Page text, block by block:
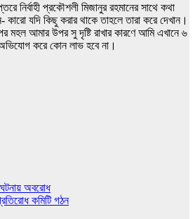
নির্বাহী প্রকৌশলী মিজানুর রহমানের সাথে কথা
কারো যদি কিছু করার থাকে তাহলে তারা করে দেখান।
আমার উপর সু দৃষ্টি রাখার কারণে আমি এখানে ৬
করে কোন লাভ হবে না।
ঘটনায় অবরোধ
কমিটি গঠন